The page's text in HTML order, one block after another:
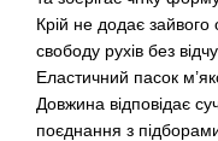
Крій не додає зайвого
свободу рухів без
Еластичний пасок
Довжина відповідає
поєднання з